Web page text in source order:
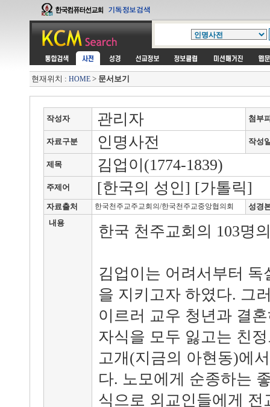
현재위치 : HOME > 문서보기
작성자 관리자 첨부
자료구분 인명사전 작성
제목 김업이(1774-1839)
주제어 [한국의 성인] [가톨릭]
자료출처 한국천주교주교회의/한국천주교중앙협의회
성경
내용
한국 천주교회의 103명
김업이는 어려서부터
을 지키고자 하였다. 그
이르러 교우 청년과 결
자식을 모두 잃고는 친
고개(지금의 아현동)에
다. 노모에게 순종하는
식으로 외교인들에게